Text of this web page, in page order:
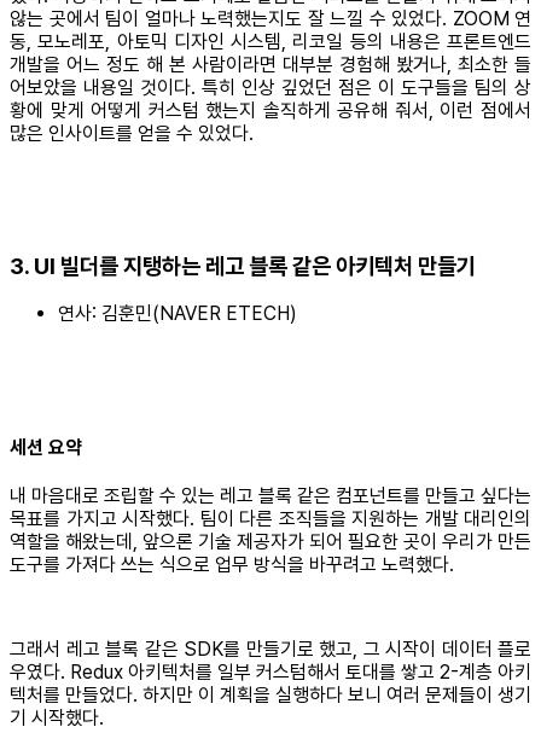
않는 곳에서 팀이 얼마나 노력했는지도 잘 느낄 수 있었다. ZOOM 연
동, 모노레포, 아토믹 디자인 시스템, 리코일 등의 내용은 프론트엔드
개발을 어느 정도 해 본 사람이라면 대부분 경험해 봤거나, 최소한 들
어보았을 내용일 것이다. 특히 인상 깊었던 점은 이 도구들을 팀의 상
황에 맞게 어떻게 커스텀 했는지 솔직하게 공유해 줘서, 이런 점에서
많은 인사이트를 얻을 수 있었다.
3. UI 빌더를 지탱하는 레고 블록 같은 아키텍처 만들기
연사: 김훈민(NAVER ETECH)
세션 요약
내 마음대로 조립할 수 있는 레고 블록 같은 컴포넌트를 만들고 싶다는
목표를 가지고 시작했다. 팀이 다른 조직들을 지원하는 개발 대리인의
역할을 해왔는데, 앞으론 기술 제공자가 되어 필요한 곳이 우리가 만든
도구를 가져다 쓰는 식으로 업무 방식을 바꾸려고 노력했다.
그래서 레고 블록 같은 SDK를 만들기로 했고, 그 시작이 데이터 플로
우였다. Redux 아키텍처를 일부 커스텀해서 토대를 쌓고 2-계층 아키
텍처를 만들었다. 하지만 이 계획을 실행하다 보니 여러 문제들이 생기
기 시작했다.